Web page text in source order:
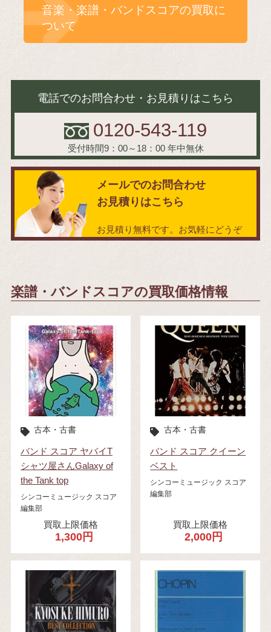
音楽・楽譜・バンドスコアの買取に
ついて
電話でのお問合わせ・お見積りはこちら
0120-543-119
受付時間9：00～18：00 年中無休
メールでのお問合わせ
お見積りはこちら
お見積り無料です。お気軽にどうぞ
楽譜・バンドスコアの買取価格情報
古本・古書
バンド スコア ヤバイT
シャツ屋さんGalaxy of
the Tank top
シンコーミュージック スコア
編集部
買取上限価格
1,300円
古本・古書
バンド スコア クイーン
ベスト
シンコーミュージック スコア
編集部
買取上限価格
2,000円